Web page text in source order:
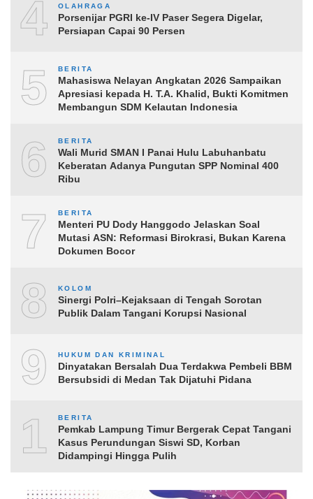
4 OLAHRAGA
Porsenijar PGRI ke-IV Paser Segera Digelar,
Persiapan Capai 90 Persen
5 BERITA
Mahasiswa Nelayan Angkatan 2026 Sampaikan
Apresiasi kepada H. T.A. Khalid, Bukti Komitmen
Membangun SDM Kelautan Indonesia
6 BERITA
Wali Murid SMAN I Panai Hulu Labuhanbatu
Keberatan Adanya Pungutan SPP Nominal 400
Ribu
7 BERITA
Menteri PU Dody Hanggodo Jelaskan Soal
Mutasi ASN: Reformasi Birokrasi, Bukan Karena
Dokumen Bocor
8 KOLOM
Sinergi Polri–Kejaksaan di Tengah Sorotan
Publik Dalam Tangani Korupsi Nasional
9 HUKUM DAN KRIMINAL
Dinyatakan Bersalah Dua Terdakwa Pembeli BBM
Bersubsidi di Medan Tak Dijatuhi Pidana
10BERITA
Pemkab Lampung Timur Bergerak Cepat Tangani
Kasus Perundungan Siswi SD, Korban
Didampingi Hingga Pulih